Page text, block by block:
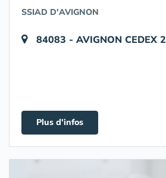
SSIAD D'AVIGNON
84083 - AVIGNON CEDEX 2
Plus d'infos